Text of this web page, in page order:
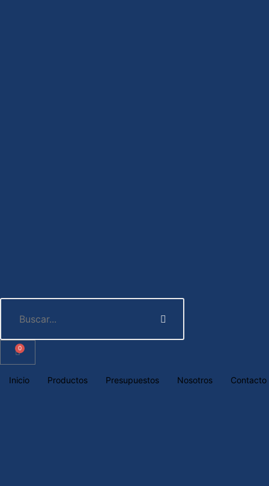
0
Inicio Productos Presupuestos Nosotros Contacto